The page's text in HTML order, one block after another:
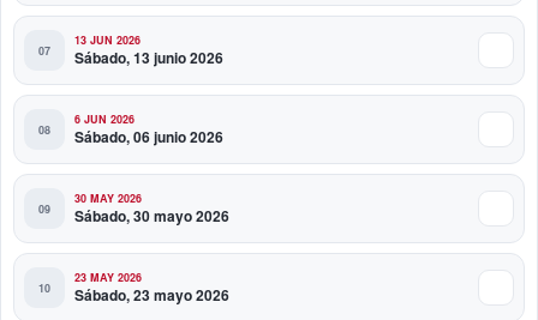
13 JUN 2026
Sábado, 13 junio 2026
6 JUN 2026
Sábado, 06 junio 2026
30 MAY 2026
Sábado, 30 mayo 2026
23 MAY 2026
Sábado, 23 mayo 2026